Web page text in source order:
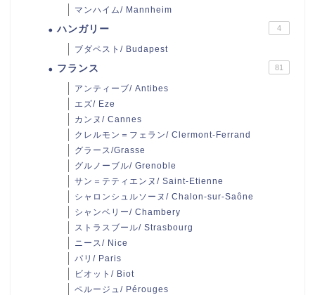
マンハイム/ Mannheim
ハンガリー 4
ブダペスト/ Budapest
フランス 81
アンティーブ/ Antibes
エズ/ Eze
カンヌ/ Cannes
クレルモン＝フェラン/ Clermont-Ferrand
グラース/Grasse
グルノーブル/ Grenoble
サン＝テティエンヌ/ Saint-Etienne
シャロンシュルソーヌ/ Chalon-sur-Saône
シャンベリー/ Chambery
ストラスブール/ Strasbourg
ニース/ Nice
パリ/ Paris
ビオット/ Biot
ペルージュ/ Pérouges